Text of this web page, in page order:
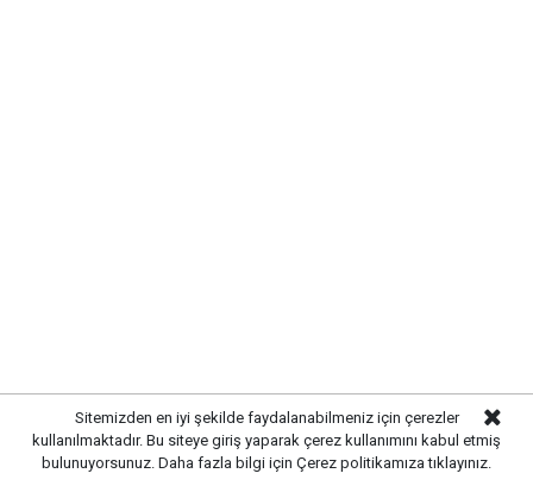
özellikle öğle saatlerinde güneş çarpmasına karşı
dikkatli olunması gerektiğini hatırlatıyor.
Sitemizden en iyi şekilde faydalanabilmeniz için çerezler
kullanılmaktadır. Bu siteye giriş yaparak çerez kullanımını kabul etmiş
bulunuyorsunuz. Daha fazla bilgi için Çerez politikamıza tıklayınız.